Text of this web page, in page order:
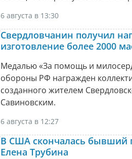
6 августа в 13:30
Свердловчанин получил
изготовление более 2000
Медалью «За помощь и
обороны РФ награжден
созданного жителем
Савиновским.
6 августа в 12:27
В США скончалась бывший
Елена Трубина